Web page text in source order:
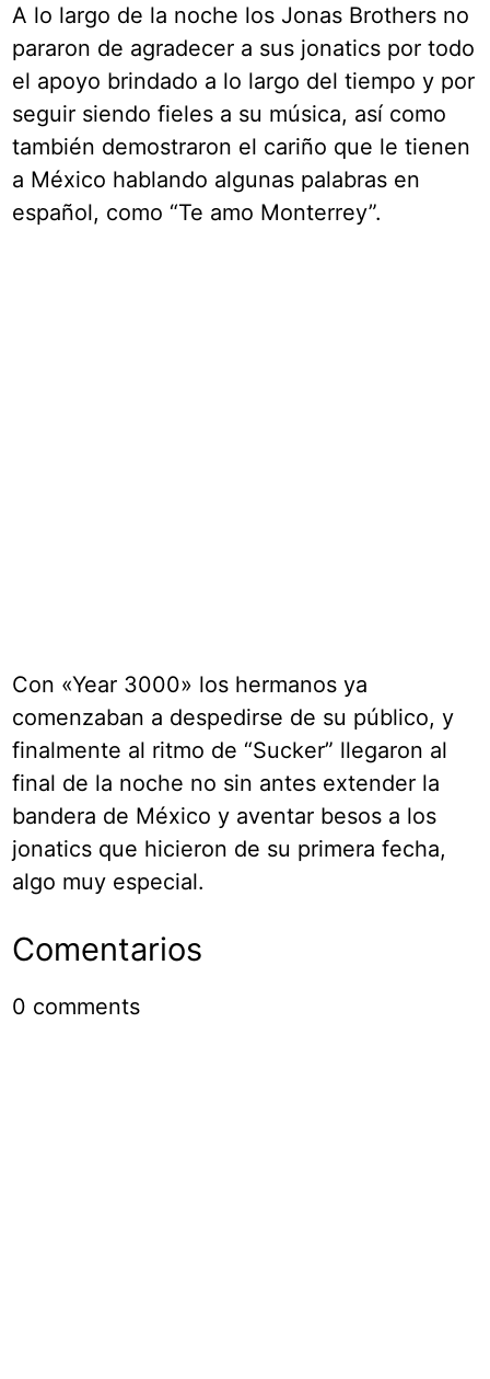
A lo largo de la noche los Jonas Brothers no
pararon de agradecer a sus jonatics por todo
el apoyo brindado a lo largo del tiempo y por
seguir siendo fieles a su música, así como
también demostraron el cariño que le tienen
a México hablando algunas palabras en
español, como “Te amo Monterrey”.
Con «Year 3000» los hermanos ya
comenzaban a despedirse de su público, y
finalmente al ritmo de “Sucker” llegaron al
final de la noche no sin antes extender la
bandera de México y aventar besos a los
jonatics que hicieron de su primera fecha,
algo muy especial.
Comentarios
0 comments